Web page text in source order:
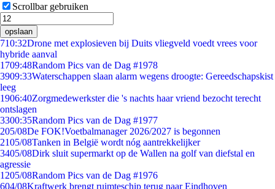
Scrollbar gebruiken
opslaan
710:32Drone met explosieven bij Duits vliegveld voedt vrees voor
hybride aanval
1709:48Random Pics van de Dag #1978
3909:33Waterschappen slaan alarm wegens droogte: Gereedschapskist
leeg
1906:40Zorgmedewerkster die 's nachts haar vriend bezocht terecht
ontslagen
3300:35Random Pics van de Dag #1977
205/08De FOK!Voetbalmanager 2026/2027 is begonnen
2105/08Tanken in België wordt nóg aantrekkelijker
3405/08Dirk sluit supermarkt op de Wallen na golf van diefstal en
agressie
1205/08Random Pics van de Dag #1976
604/08Kraftwerk brengt ruimteschip terug naar Eindhoven